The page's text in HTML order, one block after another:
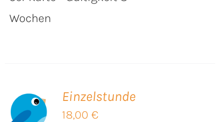
Wochen
Einzelstunde
18,00 €